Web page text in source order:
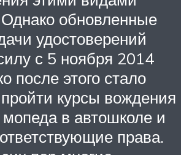
Однако обновленные
удостоверений
с 5 ноября 2014
после этого стало
курсы вождения
мопеда в автошколе и
права.